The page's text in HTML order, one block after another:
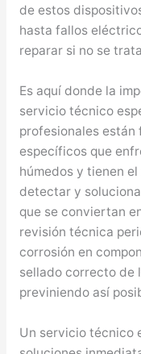
de estos
hasta fallos
reparar si no se
Es aquí donde la
servicio técnico
profesionales están
específicos que
húmedos y tienen
detectar y
que se conviertan
revisión técnica
corrosión en
sellado correcto de
previniendo así
Un servicio técnico